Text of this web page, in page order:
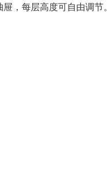
，每层高度可自由调节。